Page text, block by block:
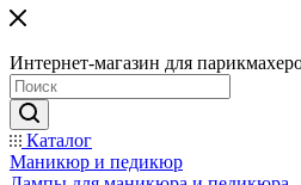
Интернет-магазин для
Каталог
Маникюр и педикюр